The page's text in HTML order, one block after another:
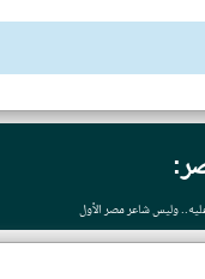
وليس شاعر مصر الأول